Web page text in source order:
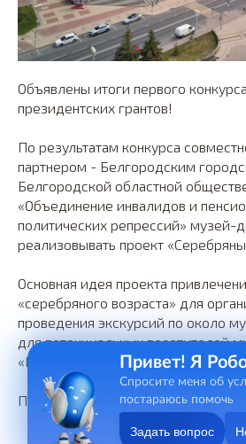
Объявлены итоги первого
президентских грантов!
По результатам конкурса
партнером - Белгородским
Белгородской областной
«Объединение инвалидов и
политических репрессий» музей-
реализовывать проект
Основная идея проекта
«серебряного возраста» для
проведения экскурсий по около
для потенциальных посетителей
«Курская битва. Белгородское
Поздравляем!
Привет! Я
Спросите меня об
постараюсь помочь
Задать вопрос